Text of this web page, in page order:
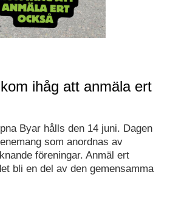
ihåg att anmäla ert
Byar hålls den 14 juni. Dagen
som anordnas av
föreningar. Anmäl ert
bli en del av den gemensamma